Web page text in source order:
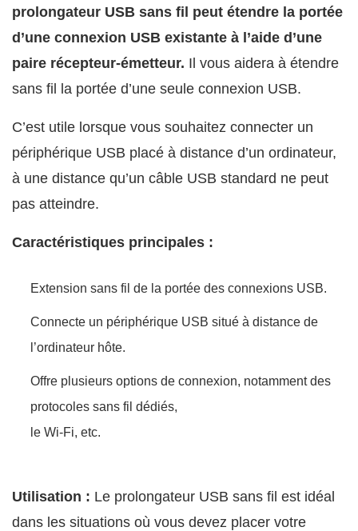
prolongateur USB sans fil peut étendre la portée
d’une connexion USB existante à l’aide d’une
paire récepteur-émetteur. Il vous aidera à étendre
sans fil la portée d’une seule connexion USB.
C’est utile lorsque vous souhaitez connecter un
périphérique USB placé à distance d’un ordinateur,
à une distance qu’un câble USB standard ne peut
pas atteindre.
Caractéristiques principales :
Extension sans fil de la portée des connexions USB.
Connecte un périphérique USB situé à distance de
l’ordinateur hôte.
Offre plusieurs options de connexion, notamment des
protocoles sans fil dédiés,
le Wi-Fi, etc.
Utilisation : Le prolongateur USB sans fil est idéal
dans les situations où vous devez placer votre